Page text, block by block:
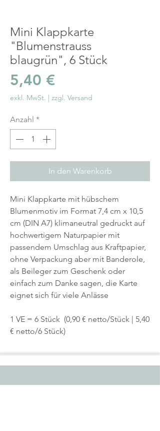
Mini Klappkarte
"Blumenstrauss
blaugrün", 6 Stück
5,40 €Preis
exkl. MwSt. | zzgl. Versand
Anzahl *
In den Warenkorb
Mini Klappkarte mit hübschem
Blumenmotiv im Format 7,4 cm x 10,5
cm (DIN A7) klimaneutral gedruckt auf
hochwertigem Naturpapier mit
passendem Umschlag aus Kraftpapier,
ohne Verpackung aber mit Banderole,
als Beileger zum Geschenk oder
einfach zum Danke sagen, die Karte
eignet sich für viele Anlässe
1 VE = 6 Stück (0,90 € netto/Stück | 5,40
€ netto/6 Stück)